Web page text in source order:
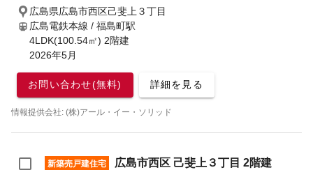
広島県広島市西区己斐上３丁目
広島電鉄本線 / 福島町駅
4LDK(100.54㎡) 2階建
2026年5月
お問い合わせ(無料) 詳細を見る
情報提供会社: (株)アール・イー・ソリッド
新築売戸建住宅
広島市西区 己斐上３丁目 2階建